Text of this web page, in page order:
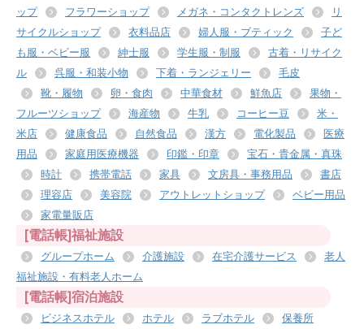
ップ
フラワーショップ メガネ・コンタクトレンズ
リ
サイクルショップ
衣料品店 婦人服・ブティック
子ど
も服・ベビー服
紳士服 学生服・制服
古着・リサイク
ル
呉服・和装小物 下着・ランジェリー
毛皮
靴・履物
卵・食肉 中華食材 鮮魚店
果物・
フルーツショップ
海産物 牛乳 コーヒー豆
米・
米店
健康食品 自然食品 漢方 電化製品
医療
用品
家庭用医療機器 印鑑・印章
宝石・貴金属・真珠
時計
携帯電話 家具 文房具・事務用品
書店
理容店
美容院 アウトレットショップ
ベビー用品
家電量販店
[電話帳]福祉施設
グループホーム 介護施設 在宅介護サービス
老人
福祉施設・有料老人ホーム
[電話帳]宿泊施設
ビジネスホテル ホテル ラブホテル
保養所